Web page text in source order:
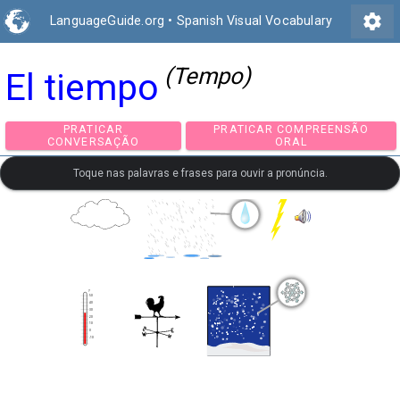
LanguageGuide.org • Spanish Visual Vocabulary settings
El tiempo (Tempo)
PRATICAR
CONVERSAÇÃO
PRATICAR
ORAL
Toque nas palavras e frases para ouvir a pronúncia.